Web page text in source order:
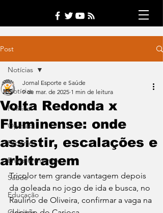
Post
Notícias
Política
Opinião
Esporte
Entretenimento
Saúde
Educação
Notícias
Volta Redonda x
Fluminense: onde
assistir, escalações e
arbitragem
Jornal Esporte e Saúde
9 de mar. de 2025 1 min de leitura
Tricolor tem grande vantagem depois
da goleada no jogo de ida e busca, no
Raulino de Oliveira, confirmar a vaga na